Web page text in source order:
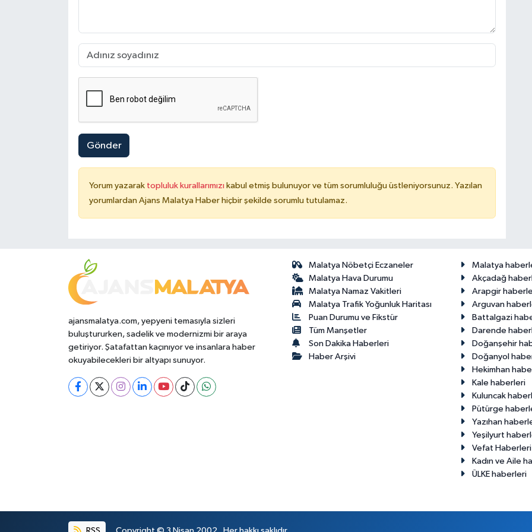
Gönder
Yorum yazarak topluluk kurallarımızı kabul etmiş bulunuyor ve tüm sorumluluğu üstleniyorsunuz. Yazılan
yorumlardan Ajans Malatya Haber hiçbir şekilde sorumlu tutulamaz.
ajansmalatya.com, yepyeni temasıyla sizleri
buluştururken, sadelik ve modernizmi bir araya
getiriyor. Şatafattan kaçınıyor ve insanlara haber
okuyabilecekleri bir altyapı sunuyor.
Malatya Nöbetçi Eczaneler
Malatya Hava Durumu
Malatya Namaz Vakitleri
Malatya Trafik Yoğunluk Haritası
Puan Durumu ve Fikstür
Tüm Manşetler
Son Dakika Haberleri
Haber Arşivi
Malatya
Akçadağ
Arapgir
Arguvan
Battalgazi
Darende
Doğanşehir
Doğanyol
Hekimhan
Kale haberleri
Kuluncak
Pütürge
Yazıhan
Yeşilyurt
Vefat Haberleri
Kadın ve Aile
ÜLKE haberleri